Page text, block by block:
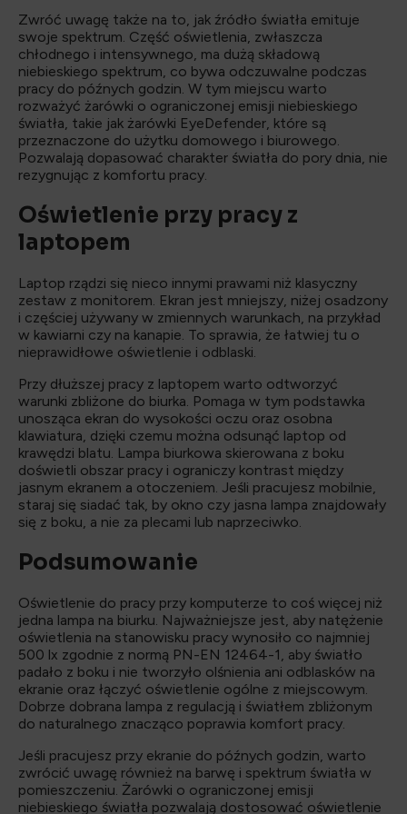
Zwróć uwagę także na to, jak źródło światła emituje
swoje spektrum. Część oświetlenia, zwłaszcza
chłodnego i intensywnego, ma dużą składową
niebieskiego spektrum, co bywa odczuwalne podczas
pracy do późnych godzin. W tym miejscu warto
rozważyć żarówki o ograniczonej emisji niebieskiego
światła, takie jak żarówki EyeDefender, które są
przeznaczone do użytku domowego i biurowego.
Pozwalają dopasować charakter światła do pory dnia, nie
rezygnując z komfortu pracy.
Oświetlenie przy pracy z
laptopem
Laptop rządzi się nieco innymi prawami niż klasyczny
zestaw z monitorem. Ekran jest mniejszy, niżej osadzony
i częściej używany w zmiennych warunkach, na przykład
w kawiarni czy na kanapie. To sprawia, że łatwiej tu o
nieprawidłowe oświetlenie i odblaski.
Przy dłuższej pracy z laptopem warto odtworzyć
warunki zbliżone do biurka. Pomaga w tym podstawka
unosząca ekran do wysokości oczu oraz osobna
klawiatura, dzięki czemu można odsunąć laptop od
krawędzi blatu. Lampa biurkowa skierowana z boku
doświetli obszar pracy i ograniczy kontrast między
jasnym ekranem a otoczeniem. Jeśli pracujesz mobilnie,
staraj się siadać tak, by okno czy jasna lampa znajdowały
się z boku, a nie za plecami lub naprzeciwko.
Podsumowanie
Oświetlenie do pracy przy komputerze to coś więcej niż
jedna lampa na biurku. Najważniejsze jest, aby natężenie
oświetlenia na stanowisku pracy wynosiło co najmniej
500 lx zgodnie z normą PN-EN 12464-1, aby światło
padało z boku i nie tworzyło olśnienia ani odblasków na
ekranie oraz łączyć oświetlenie ogólne z miejscowym.
Dobrze dobrana lampa z regulacją i światłem zbliżonym
do naturalnego znacząco poprawia komfort pracy.
Jeśli pracujesz przy ekranie do późnych godzin, warto
zwrócić uwagę również na barwę i spektrum światła w
pomieszczeniu. Żarówki o ograniczonej emisji
niebieskiego światła pozwalają dostosować oświetlenie